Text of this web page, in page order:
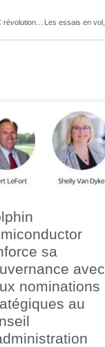
sa
avec
nominations
au